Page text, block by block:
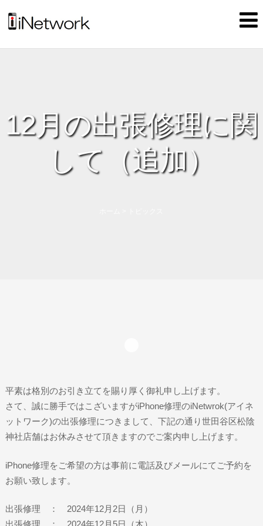
12月の出張修理に関
して（追加）
平素は格別のお引き立てを賜り厚く御礼申し上げます。
さて、誠に勝手ではこざいますがiPhone修理のiNetwrok(アイネ
ットワーク)の出張修理につきまして、下記の通り世田谷区松陰
神社店舗はお休みさせて頂きますのでご案内申し上げます。
iPhone修理をご希望の方は事前に電話及びメールにてご予約を
お願い致します。
出張修理 ： 2024年12月2日（月）
出張修理 ： 2024年12月5日（木）